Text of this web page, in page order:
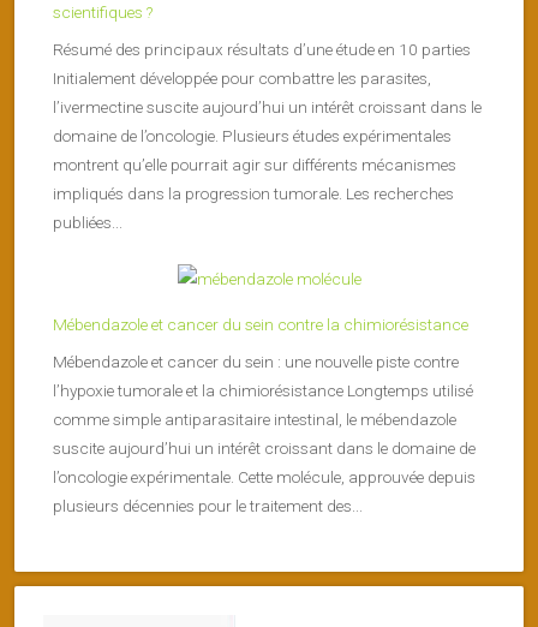
scientifiques ?
Résumé des principaux résultats d’une étude en 10 parties
Initialement développée pour combattre les parasites,
l’ivermectine suscite aujourd’hui un intérêt croissant dans le
domaine de l’oncologie. Plusieurs études expérimentales
montrent qu’elle pourrait agir sur différents mécanismes
impliqués dans la progression tumorale. Les recherches
publiées...
Mébendazole et cancer du sein contre la chimiorésistance
Mébendazole et cancer du sein : une nouvelle piste contre
l’hypoxie tumorale et la chimiorésistance Longtemps utilisé
comme simple antiparasitaire intestinal, le mébendazole
suscite aujourd’hui un intérêt croissant dans le domaine de
l’oncologie expérimentale. Cette molécule, approuvée depuis
plusieurs décennies pour le traitement des...